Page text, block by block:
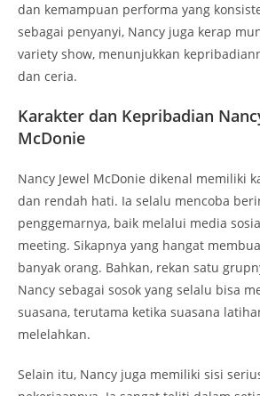
dan kemampuan performa yang
sebagai penyanyi, Nancy juga kerap
variety show, menunjukkan
dan ceria.
Karakter dan Kepribadian
McDonie
Nancy Jewel McDonie dikenal memiliki
dan rendah hati. Ia selalu mencoba
penggemarnya, baik melalui media
meeting. Sikapnya yang hangat
banyak orang. Bahkan, rekan satu
Nancy sebagai sosok yang selalu bisa
suasana, terutama ketika suasana
melelahkan.
Selain itu, Nancy juga memiliki sisi